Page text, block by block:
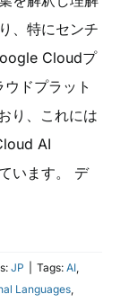
、特にセンチ
Cloudプ
ドプラット
り、これには
AI
います。 デ
JP Tags: AI,
Languages,